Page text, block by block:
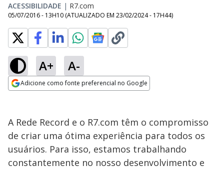
ACESSIBILIDADE | R7.com
05/07/2016 - 13H10 (ATUALIZADO EM 23/02/2024 - 17H44)
A+ A-
Adicione como fonte preferencial no Google
A Rede Record e o R7.com têm o compromisso
de criar uma ótima experiência para todos os
usuários. Para isso, estamos trabalhando
constantemente no nosso desenvolvimento e